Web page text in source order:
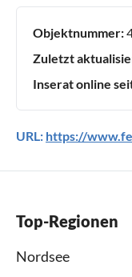
Objektnummer:
Zuletzt
Inserat online
URL: https://
Top-Regionen
Nordsee